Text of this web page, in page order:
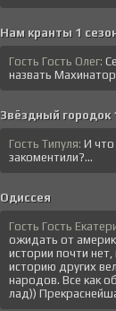
Нам кранты 1
Гость Гость Олег:
назвать
Звёздный городок
Гость Типуля: И что
закоментили?...
Одиссея
Гость Гость
ожидать от
истории почти нет,
историю других
народов. Все как
лад))